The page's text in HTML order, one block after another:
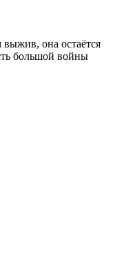
выжив, она остаётся
большой войны